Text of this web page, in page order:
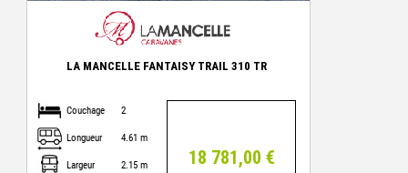
LA MANCELLE FANTAISY TRAIL 310 TR
Couchage 2
Longueur 4.61 m
Largeur 2.15 m 18 781,00 €